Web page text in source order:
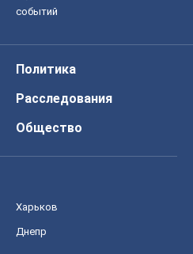
событий
Политика
Расследования
Общество
Харьков
Днепр